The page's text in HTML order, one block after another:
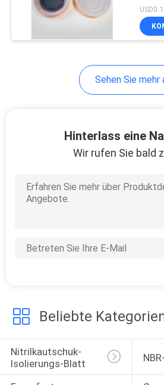
Clay
Clay Pigeon
Sehen Sie mehr
Hinterlass eine
Wir rufen Sie bald
Beliebte
Nitrilkautschuk-
Isolierungs-Blatt